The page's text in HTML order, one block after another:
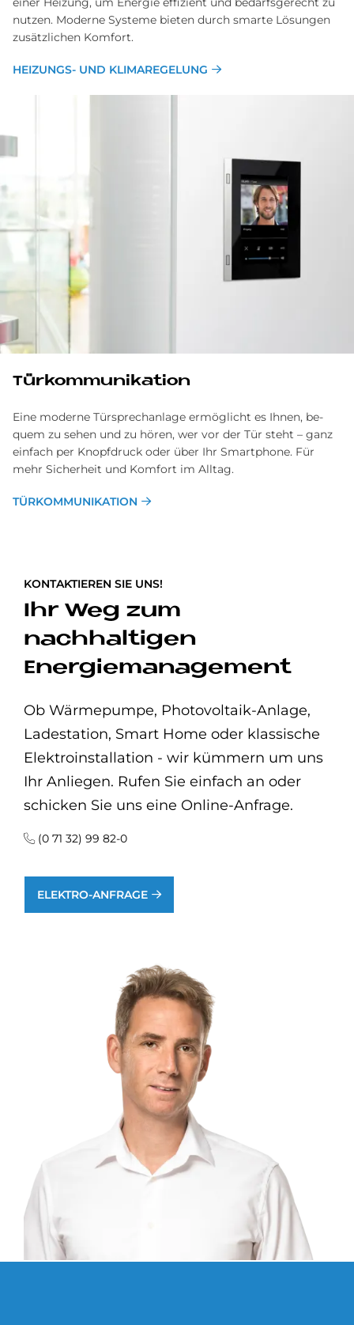
nutzen. Moderne Systeme bieten durch smarte Lösungen
zusätzlichen Komfort.
HEIZUNGS- UND KLIMAREGELUNG
Tür­kom­mu­ni­ka­ti­on
Eine moderne Türsprechanlage er­mög­licht es Ihnen, be­
quem zu sehen und zu hören, wer vor der Tür steht – ganz
ein­fach per Knopf­druck oder über Ihr Smart­phone. Für
mehr Sicher­heit und Komfort im Alltag.
TÜRKOMMUNIKATION
KONTAKTIEREN SIE UNS!
Ihr Weg zum
nachhaltigen
Energiemanagement
Ob Wärmepumpe, Photovoltaik-Anlage,
Ladestation, Smart Home oder klassische
Elektroinstallation - wir kümmern um uns
Ihr Anliegen. Rufen Sie einfach an oder
schicken Sie uns eine Online-Anfrage.
(0 71 32) 99 82-0
ELEKTRO-ANFRAGE